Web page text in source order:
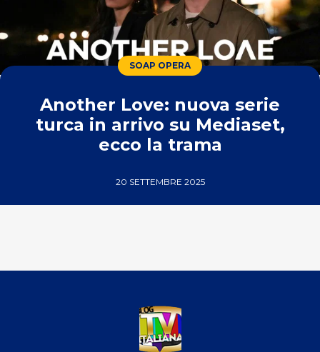
SOAP OPERA
Another Love: nuova serie
turca in arrivo su Mediaset,
ecco la trama
20 SETTEMBRE 2025